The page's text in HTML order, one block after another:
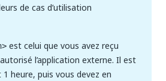
de cas d’utilisation
est celui que vous avez reçu
l’application externe. Il est
heure, puis vous devez en